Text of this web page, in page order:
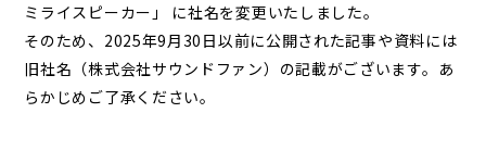
ミライスピーカー」 に社名を変更いたしました。
そのため、2025年9月30日以前に公開された記事や資料には
旧社名（株式会社サウンドファン）の記載がございます。あ
らかじめご了承ください。